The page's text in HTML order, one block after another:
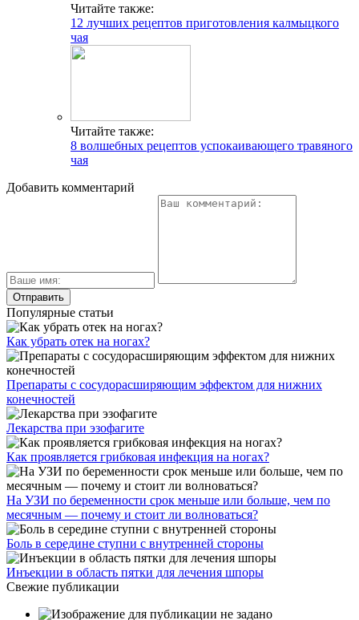
Читайте также:
12 лучших рецептов приготовления калмыцкого
чая
Читайте также:
8 волшебных рецептов успокаивающего травяного
чая
Добавить комментарий
Популярные статьи
Как убрать отек на ногах?
Препараты с сосудорасширяющим эффектом для нижних
конечностей
Лекарства при эзофагите
Как проявляется грибковая инфекция на ногах?
На УЗИ по беременности срок меньше или больше, чем по
месячным — почему и стоит ли волноваться?
Боль в середине ступни с внутренней стороны
Инъекции в область пятки для лечения шпоры
Свежие публикации